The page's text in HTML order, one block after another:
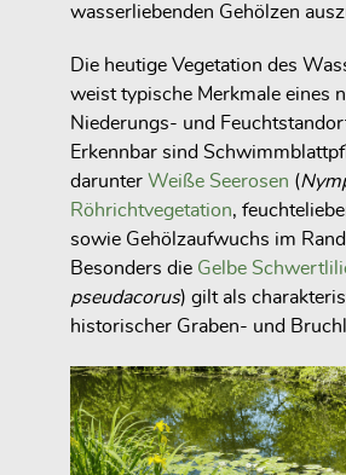
wasserliebenden Gehölzen
Die heutige Vegetation des
weist typische Merkmale eines
Niederungs- und
Erkennbar sind
darunter Weiße Seerosen (
Röhrichtvegetation,
sowie Gehölzaufwuchs im
Besonders die Gelbe
pseudacorus) gilt als
historischer Graben- und